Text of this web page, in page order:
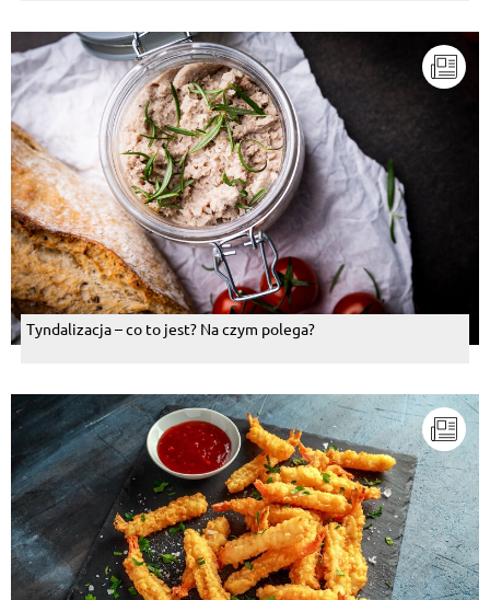
Tyndalizacja – co to jest? Na czym polega?